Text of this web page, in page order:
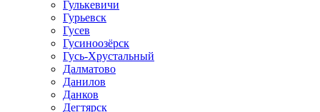
Гулькевичи
Гурьевск
Гусев
Гусиноозёрск
Гусь-Хрустальный
Далматово
Данилов
Данков
Дегтярск